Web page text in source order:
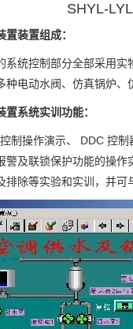
SHYL-
装置组成：
系统控制部分全部采用
电动水阀、仿真锅炉、
系统实训功能：
操作演示、 DDC 控制
警及联锁保护功能的操
除等实验和实训，并可